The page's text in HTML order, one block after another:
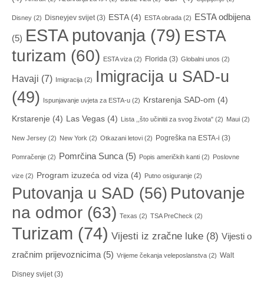
Disney (2) Disneyjev svijet(3) ESTA(4) ESTA obrada (2) ESTA odbijena
(5) ESTA putovanja (79) ESTA
turizam (60) ESTA viza (2) Florida (3) Globalni unos (2)
Havaji (7) Imigracija (2)
Imigracija u SAD-u
(49)
Ispunjavanje uvjeta za ESTA-u (2) Krstarenja SAD-om (4)
Krstarenje (4) Las Vegas (4) Lista ,,što učinitii za svog života" (2) Maui (2)
New Jersey (2) New York (2) Otkazani letovi (2) Pogreška na ESTA-i (3)
Pomračenje (2) Pomrčina Sunca(5) Popis američkih kanti (2) Poslovne
vize (2) Program izuzeća od viza (4) Putno osiguranje (2)
Putovanja u SAD (56) Putovanje
na odmor (63) Texas (2) TSA PreCheck (2)
Turizam (74) Vijesti iz zračne luke (8) Vijesti o
zračnim prijevoznicima(5) Vrijeme čekanja veleposlanstva (2) Walt
Disney svijet(3)